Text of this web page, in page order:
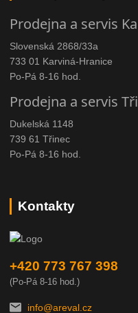
Prodejna a servis
Slovenská 2868/33a
733 01 Karviná-Hranice
Po-Pá 8-16 hod.
Prodejna a servis
Dukelská 1148
739 61 Třinec
Po-Pá 8-16 hod.
Kontakty
+420 773 767 398
(Po-Pá 8-16 hod.)
info@areval.cz